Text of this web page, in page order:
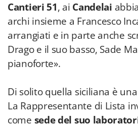
Cantieri 51, ai Candelai
archi insieme a Francesco
arrangiati e in parte anche
Drago e il suo basso, Sade
pianoforte».
Di solito quella siciliana è
La Rappresentante di Lista
come sede del suo